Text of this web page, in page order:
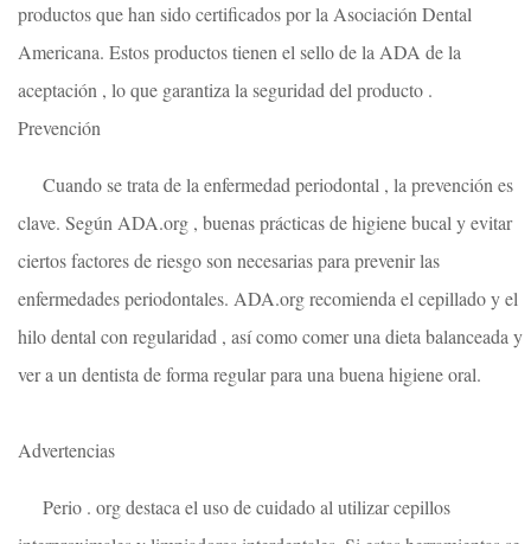
productos que han sido certificados por la Asociación Dental
Americana. Estos productos tienen el sello de la ADA de la
aceptación , lo que garantiza la seguridad del producto .
Prevención
Cuando se trata de la enfermedad periodontal , la prevención es
clave. Según ADA.org , buenas prácticas de higiene bucal y evitar
ciertos factores de riesgo son necesarias para prevenir las
enfermedades periodontales. ADA.org recomienda el cepillado y el
hilo dental con regularidad , así como comer una dieta balanceada y
ver a un dentista de forma regular para una buena higiene oral.
Advertencias
Perio . org destaca el uso de cuidado al utilizar cepillos